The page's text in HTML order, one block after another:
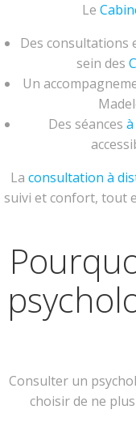
Le
Des consultations
sein des
Un
Des séances
La consultation à
suivi et confort, tout
Consulter un
choisir de ne